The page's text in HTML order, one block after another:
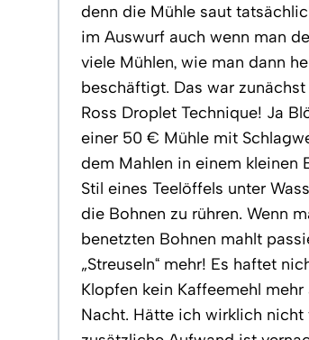
denn die Mühle saut
im Auswurf auch wenn man
viele Mühlen, wie man dann
beschäftigt. Das war
Ross Droplet Technique! Ja
einer 50 € Mühle mit
dem Mahlen in einem kleinen
Stil eines Teelöffels unter
die Bohnen zu rühren. Wenn
benetzten Bohnen mahlt
„Streuseln“ mehr! Es haftet
Klopfen kein Kaffeemehl
Nacht. Hätte ich wirklich